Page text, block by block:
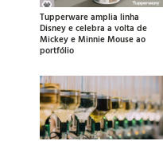
Tupperware amplia linha
Disney e celebra a volta de
Mickey e Minnie Mouse ao
portfólio